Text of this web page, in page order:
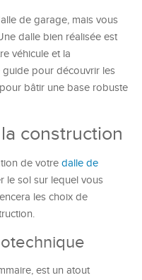
de garage, mais vous
dalle bien réalisée est
véhicule et la
guide pour découvrir les
bâtir une base robuste
construction
de votre dalle de
le sol sur lequel vous
les choix de
est un atout